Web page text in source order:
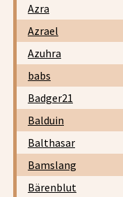
Azra
Azrael
Azuhra
babs
Badger21
Balduin
Balthasar
Bamslang
Bärenblut